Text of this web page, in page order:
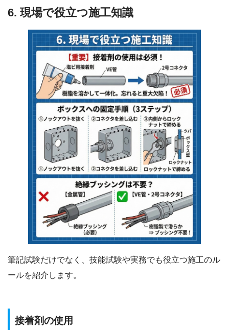
6. 現場で役立つ施工知識
筆記試験だけでなく、技能試験や実務でも役立つ施工のル
ールを紹介します。
接着剤の使用